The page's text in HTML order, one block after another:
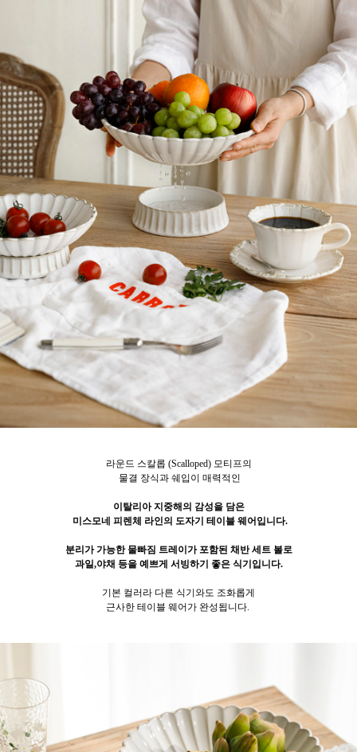
라운드 스칼롭 (Scalloped) 모티프의
물결 장식과 쉐입이 매력적인
이탈리아 지중해의 감성을 담은
미스모네 피렌체 라인의 도자기 테이블 웨어입니다.
분리가 가능한 물빠짐 트레이가 포함된 채반 세트 볼로
과일,야채 등을 예쁘게 서빙하기 좋은 식기입니다.
기본 컬러라 다른 식기와도 조화롭게
근사한 테이블 웨어가 완성됩니다.